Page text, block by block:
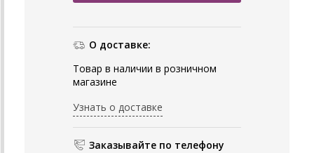
О доставке:
Товар в наличии в розничном
магазине
Узнать о доставке
Заказывайте по телефону